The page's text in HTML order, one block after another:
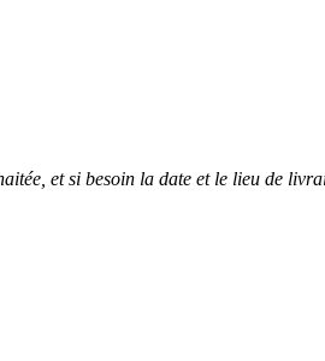
et si besoin la date et le lieu de